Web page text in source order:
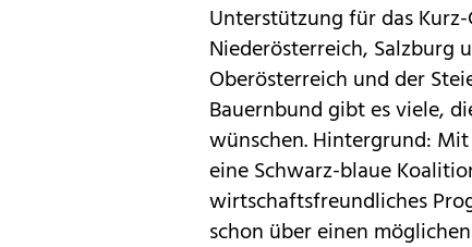
Unterstützung für das
Niederösterreich, Salzburg
Oberösterreich und der
Bauernbund gibt es viele,
wünschen. Hintergrund:
eine Schwarz-blaue
wirtschaftsfreundliches
schon über einen